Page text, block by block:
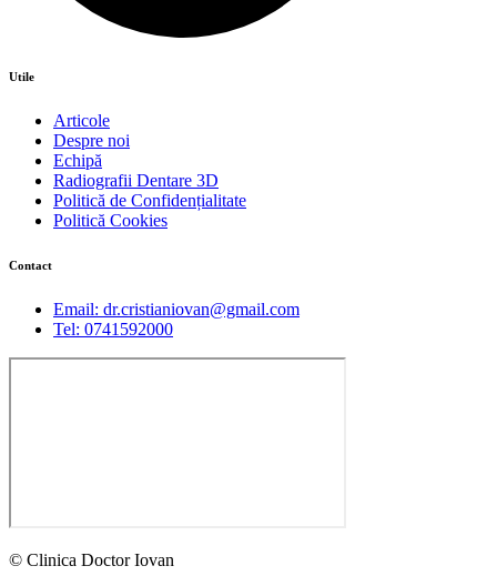
Utile
Articole
Despre noi
Echipă
Radiografii Dentare 3D
Politică de Confidențialitate
Politică Cookies
Contact
Email: dr.cristianiovan@gmail.com
Tel: 0741592000
© Clinica Doctor Iovan